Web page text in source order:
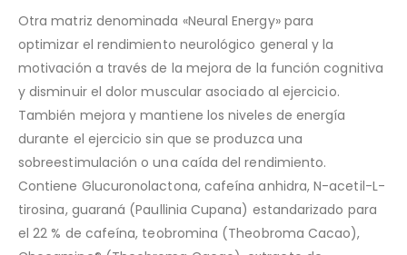
Otra matriz denominada «Neural Energy» para
optimizar el rendimiento neurológico general y la
motivación a través de la mejora de la función cognitiva
y disminuir el dolor muscular asociado al ejercicio.
También mejora y mantiene los niveles de energía
durante el ejercicio sin que se produzca una
sobreestimulación o una caída del rendimiento.
Contiene Glucuronolactona, cafeína anhidra, N-acetil-L-
tirosina, guaraná (Paullinia Cupana) estandarizado para
el 22 % de cafeína, teobromina (Theobroma Cacao),